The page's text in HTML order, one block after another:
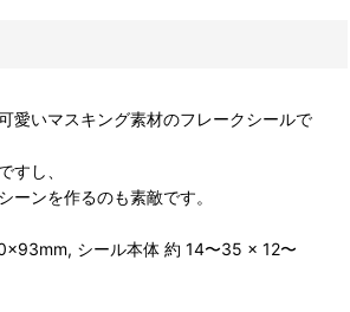
愛いマスキング素材のフレークシールで
すし、
ーンを作るのも素敵です。
シール本体 約 14〜35 × 12〜